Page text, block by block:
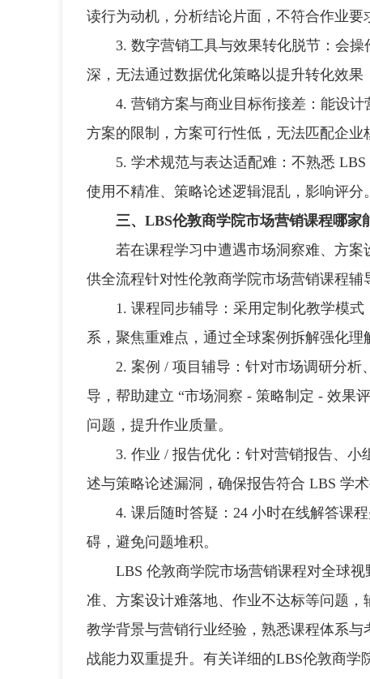
读行为动机，分析结论片面，不符合作业要
3. 数字营销工具与效果转化脱节：会操
深，无法通过数据优化策略以提升转化效果
4. 营销方案与商业目标衔接差：能设计
方案的限制，方案可行性低，无法匹配企业
5. 学术规范与表达适配难：不熟悉 LBS
使用不精准、策略论述逻辑混乱，影响评分。
三、LBS伦敦商学院市场营销课程哪家
若在课程学习中遭遇市场洞察难、方案
供全流程针对性伦敦商学院市场营销课程辅
1. 课程同步辅导：采用定制化教学模式
系，聚焦重难点，通过全球案例拆解强化理
2. 案例 / 项目辅导：针对市场调研分析
导，帮助建立 “市场洞察 - 策略制定 - 效果
问题，提升作业质量。
3. 作业 / 报告优化：针对营销报告、小
述与策略论述漏洞，确保报告符合 LBS 学
4. 课后随时答疑：24 小时在线解答课程
碍，避免问题堆积。
LBS 伦敦商学院市场营销课程对全球视
准、方案设计难落地、作业不达标等问题
教学背景与营销行业经验，熟悉课程体系
战能力双重提升。有关详细的LBS伦敦商